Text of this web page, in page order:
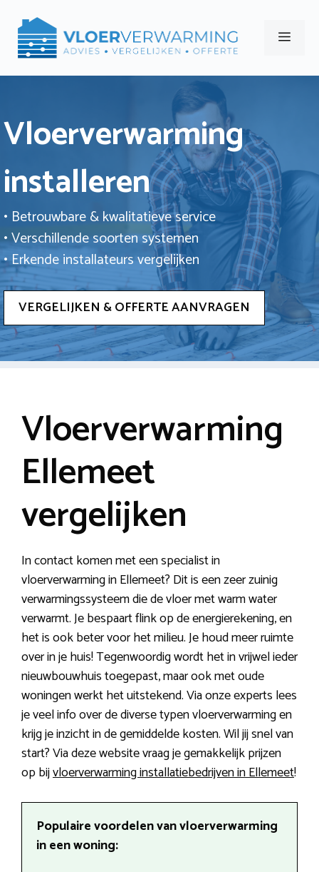
naar
Menu
Vloerverwarming
installeren
• Betrouwbare & kwalitatieve service
• Verschillende soorten systemen
• Erkende installateurs vergelijken
VERGELIJKEN & OFFERTE AANVRAGEN
Vloerverwarming
Ellemeet
vergelijken
In contact komen met een specialist in
vloerverwarming in Ellemeet? Dit is een zeer zuinig
verwarmingssysteem die de vloer met warm water
verwarmt. Je bespaart flink op de energierekening, en
het is ook beter voor het milieu. Je houd meer ruimte
over in je huis! Tegenwoordig wordt het in vrijwel ieder
nieuwbouwhuis toegepast, maar ook met oude
woningen werkt het uitstekend. Via onze experts lees
je veel info over de diverse typen vloerverwarming en
krijg je inzicht in de gemiddelde kosten. Wil jij snel van
start? Via deze website vraag je gemakkelijk prijzen
op bijvloerverwarming installatiebedrijven in Ellemeet!
Populaire voordelen van vloerverwarming
in een woning: